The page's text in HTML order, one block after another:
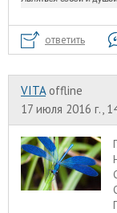
ответить
VITA offline
17 июля 2016 г.,